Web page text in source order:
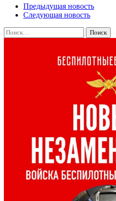
Предыдущая новость
Следующая новость
Найти: